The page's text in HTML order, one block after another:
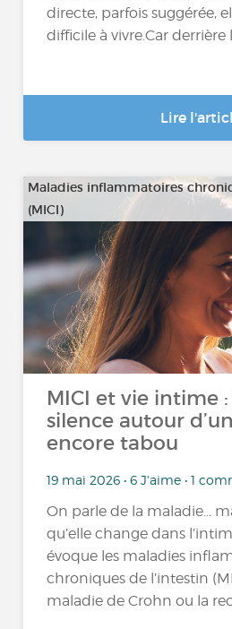
directe, parfois suggérée,
difficile à vivre.Car derrière
Lire
Maladies inflammatoires
(MICI)
MICI et vie intime
silence autour
encore tabou
19 mai 2026 • 6 J'aime • 1
On parle de la maladie…
qu’elle change dans
évoque les maladies
chroniques de l’intestin
maladie de Crohn ou la